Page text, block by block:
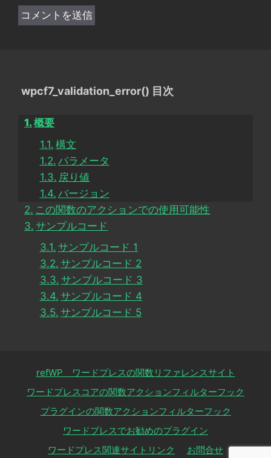
wpcf7_validation_error() 目次
概要
構文
パラメータ
戻り値
バージョン
この関数のアクションでの使用可能性
サンプルコード
サンプルコード 1
サンプルコード 2
サンプルコード 3
サンプルコード 4
サンプルコード 5
refWP ワードプレスの関数リファレンスサイト
ワードプレスコアの関数アクションフィルターフック
プラグインの関数アクションフィルターフック
ワードプレスでお勧めのプラグイン
ワードプレス関連サイトリンク
お問合せ